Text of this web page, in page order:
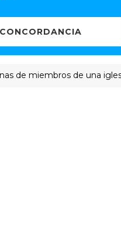
CONCORDANCIA
de una iglesia